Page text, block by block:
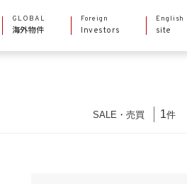
GLOBAL
海外物件
Foreign
Investors
English
site
SALE ・売買 1件